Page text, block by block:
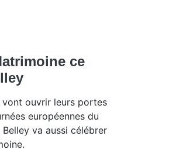
ce
ouvrir leurs portes
européennes du
Belley va aussi célébrer